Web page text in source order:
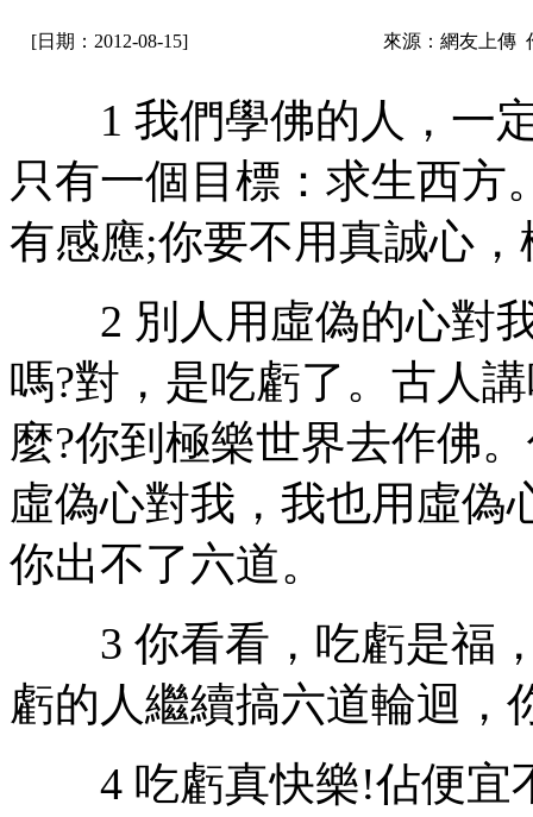
[日期：2012-08-15] 來源：網友上傳
1 我們學佛的人，一定
只有一個目標：求生西方
有感應;你要不用真誠心
2 別人用虛偽的心對我
嗎?對，是吃虧了。古人
麼?你到極樂世界去作佛
虛偽心對我，我也用虛偽
你出不了六道。
3 你看看，吃虧是福，
虧的人繼續搞六道輪迴，
4 吃虧真快樂!佔便宜